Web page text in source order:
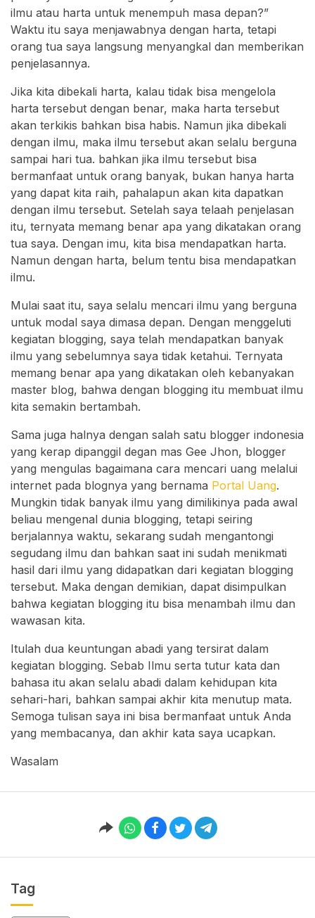
ilmu atau harta untuk menempuh masa depan?”
Waktu itu saya menjawabnya dengan harta, tetapi
orang tua saya langsung menyangkal dan memberikan
penjelasannya.
Jika kita dibekali harta, kalau tidak bisa mengelola
harta tersebut dengan benar, maka harta tersebut
akan terkikis bahkan bisa habis. Namun jika dibekali
dengan ilmu, maka ilmu tersebut akan selalu berguna
sampai hari tua. bahkan jika ilmu tersebut bisa
bermanfaat untuk orang banyak, bukan hanya harta
yang dapat kita raih, pahalapun akan kita dapatkan
dengan ilmu tersebut. Setelah saya telaah penjelasan
itu, ternyata memang benar apa yang dikatakan orang
tua saya. Dengan imu, kita bisa mendapatkan harta.
Namun dengan harta, belum tentu bisa mendapatkan
ilmu.
Mulai saat itu, saya selalu mencari ilmu yang berguna
untuk modal saya dimasa depan. Dengan menggeluti
kegiatan blogging, saya telah mendapatkan banyak
ilmu yang sebelumnya saya tidak ketahui. Ternyata
memang benar apa yang dikatakan oleh kebanyakan
master blog, bahwa dengan blogging itu membuat ilmu
kita semakin bertambah.
Sama juga halnya dengan salah satu blogger indonesia
yang kerap dipanggil degan mas Gee Jhon, blogger
yang mengulas bagaimana cara mencari uang melalui
internet pada blognya yang bernama Portal Uang.
Mungkin tidak banyak ilmu yang dimilikinya pada awal
beliau mengenal dunia blogging, tetapi seiring
berjalannya waktu, sekarang sudah mengantongi
segudang ilmu dan bahkan saat ini sudah menikmati
hasil dari ilmu yang didapatkan dari kegiatan blogging
tersebut. Maka dengan demikian, dapat disimpulkan
bahwa kegiatan blogging itu bisa menambah ilmu dan
wawasan kita.
Itulah dua keuntungan abadi yang tersirat dalam
kegiatan blogging. Sebab Ilmu serta tutur kata dan
bahasa itu akan selalu abadi dalam kehidupan kita
sehari-hari, bahkan sampai akhir kita menutup mata.
Semoga tulisan saya ini bisa bermanfaat untuk Anda
yang membacanya, dan akhir kata saya ucapkan.
Wasalam
Tag